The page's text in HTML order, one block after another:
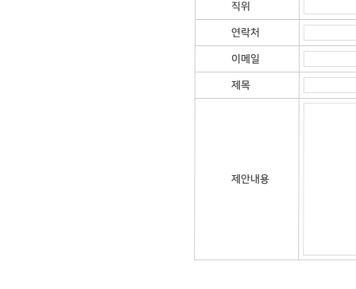
직위
연락처
이메일
제목
제안내용